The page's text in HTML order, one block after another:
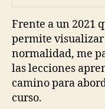
Frente a un 2021
permite
normalidad, me
las lecciones
camino para
curso.